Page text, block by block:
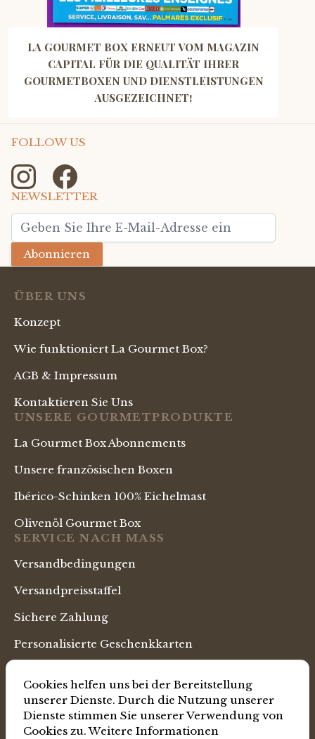
LA GOURMET BOX ERNEUT VOM MAGAZIN
CAPITAL FÜR DIE QUALITÄT IHRER
GOURMETBOXEN UND DIENSTLEISTUNGEN
AUSGEZEICHNET!
FOLLOW US
NEWSLETTER
E-Mailadresse
Abonnieren
ÜBER UNS
Konzept
Wie funktioniert La Gourmet Box?
AGB & Impressum
Kontaktieren Sie Uns
UNSERE GOURMETPRODUKTE
La Gourmet Box Abonnements
Unsere französischen Boxen
Ibérico-Schinken 100% Eichelmast
Olivenöl Gourmet Box
SERVICE NACH MASS
Versandbedingungen
Versandpreisstaffel
Sichere Zahlung
Personalisierte Geschenkkarten
SPRACHE
Deutsch Shoppen
Cookies helfen uns bei der Bereitstellung
unserer Dienste. Durch die Nutzung unserer
Dienste stimmen Sie unserer Verwendung von
Cookies zu.Weitere Informationen